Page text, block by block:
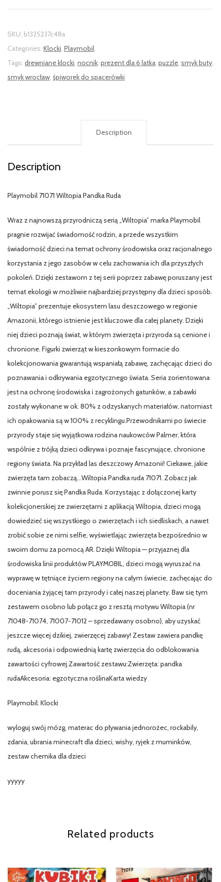
SKU: b1325237c48a
Categories: Klocki Playmobil
Tags: drewniane klocki nocnik prezent dla 6 latka puzzle smyk buty
smyk wrocław śpiworek do spacerówki
Description
Description
Playmobil 71071 Wiltopia Pandka Ruda
Wraz z najnowszą przyrodniczą serią „Wiltopia” marka Playmobil
pragnie rozwijać świadomość rodzin, a przede wszystkim
świadomość dzieci na temat ochrony środowiska oraz racjonalnego
korzystania z jego zasobów w celu zachowania ich dla przyszłych
pokoleń. Dzięki zestawom z tej serii poprzez zabawę poruszany jest
temat ekologii w możliwie najbardziej przystępny dla dzieci sposób.
„Wiltopia” prezentuje ekosystem lasu deszczowego w regionie
Amazonii, którego istnienie jest kluczowe dla całej planety. Dzięki
niej dzieci poznają świat, w którym zwierzęta i przyroda są cenione i
chronione. Figurki zwierząt w kieszonkowym formacie do
kolekcjonowania gwarantują wspaniałą zabawę, zachęcając dzieci do
poznawania i odkrywania egzotycznego świata. Seria zorientowana
jest na ochronę środowiska i zagrożonych gatunków, a zabawki
zostały wykonane w ok. 80% z odzyskanych materiałów, natomiast
ich opakowania są w 100% z recyklingu.Przewodnikami po świecie
przyrody staje się wyjątkowa rodzina naukowców Palmer, która
wspólnie z trójką dzieci odkrywa i poznaje fascynujące, chronione
regiony świata. Na przykład las deszczowy Amazonii! Ciekawe, jakie
zwierzęta tam zobaczą…Wiltopia Pandka ruda 71071. Zobacz jak
zwinnie porusz się Pandka Ruda. Korzystając z dołączonej karty
kolekcjonerskiej ze zwierzętami z aplikacją Wiltopia, dzieci mogą
dowiedzieć się wszystkiego o zwierzętach i ich siedliskach, a nawet
zrobić sobie ze nimi selfie, wyświetlając zwierzęta bezpośrednio w
swoim domu za pomocą AR. Dzięki Wiltopia — przyjaznej dla
środowiska linii produktów PLAYMOBIL, dzieci mogą wyruszać na
wyprawę w tętniące życiem regiony na całym świecie, zachęcając do
doceniania żyjącej tam przyrody i całej naszej planety. Baw się tym
zestawem osobno lub połącz go z resztą motywu Wiltopia (nr
71048-71074, 71007-71012 – sprzedawany osobno), aby uzyskać
jeszcze więcej dzikiej, zwierzęcej zabawy! Zestaw zawiera pandkę
rudą, akcesoria i odpowiednią kartę zwierzęcia do odblokowania
zawartości cyfrowej.Zawartość zestawu:Zwierzęta: pandka
rudaAkcesoria: egzotyczna roślinaKarta wiedzy
Playmobil: Klocki
wyloguj swój mózg, materac do pływania jednorożec, rockabily,
zdania, ubrania minecraft dla dzieci, wishy, ryjek z muminków,
zestaw chemika dla dzieci
yyyyy
Related products